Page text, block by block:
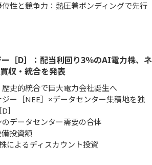
性と競争力：熱圧着ボンディングで先行
ー［D］：配当利回り3％のAI電力株、ネ
収・統合を発表
史的統合で巨大電力会社誕生へ
ー［NEE］×データセンター集積地を独
］
データセンター需要の合体
投資額
によるディスカウント投資